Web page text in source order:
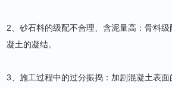
2、砂石料的级配不合理、含泥量高：骨料
凝土的凝结。
3、施工过程中的过分振捣：加剧混凝土表面